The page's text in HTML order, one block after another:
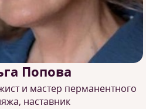
Попова
и мастер перманентного
наставник